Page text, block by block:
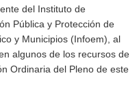
del Instituto de
Pública y Protección de
y Municipios (Infoem), al
algunos de los recursos de
Ordinaria del Pleno de este